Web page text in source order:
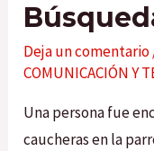
Deja un comentario
COMUNICACIÓN Y
Una persona fue
caucheras en la